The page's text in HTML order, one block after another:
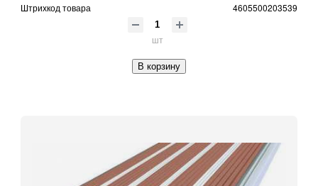
Штрихкод товара 4605500203539
шт
В корзину